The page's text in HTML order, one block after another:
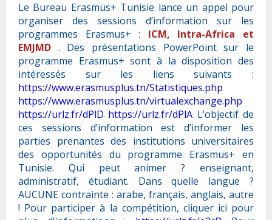
Le Bureau Erasmus+ Tunisie lance un appel pour
organiser des sessions d’information sur les
programmes Erasmus+ : ICM, Intra-Africa et
EMJMD . Des présentations PowerPoint sur le
programme Erasmus+ sont à la disposition des
intéressés sur les liens suivants :
https://www.erasmusplus.tn/Statistiques.php
https://www.erasmusplus.tn/virtualexchange.php
https://urlz.fr/dPlD https://urlz.fr/dPlA L’objectif de
ces sessions d’information est d’informer les
parties prenantes des institutions universitaires
des opportunités du programme Erasmus+ en
Tunisie. Qui peut animer ? enseignant,
administratif, étudiant. Dans quelle langue ?
AUCUNE contrainte : arabe, français, anglais, autre
! Pour participer à la compétition, cliquer ici pour